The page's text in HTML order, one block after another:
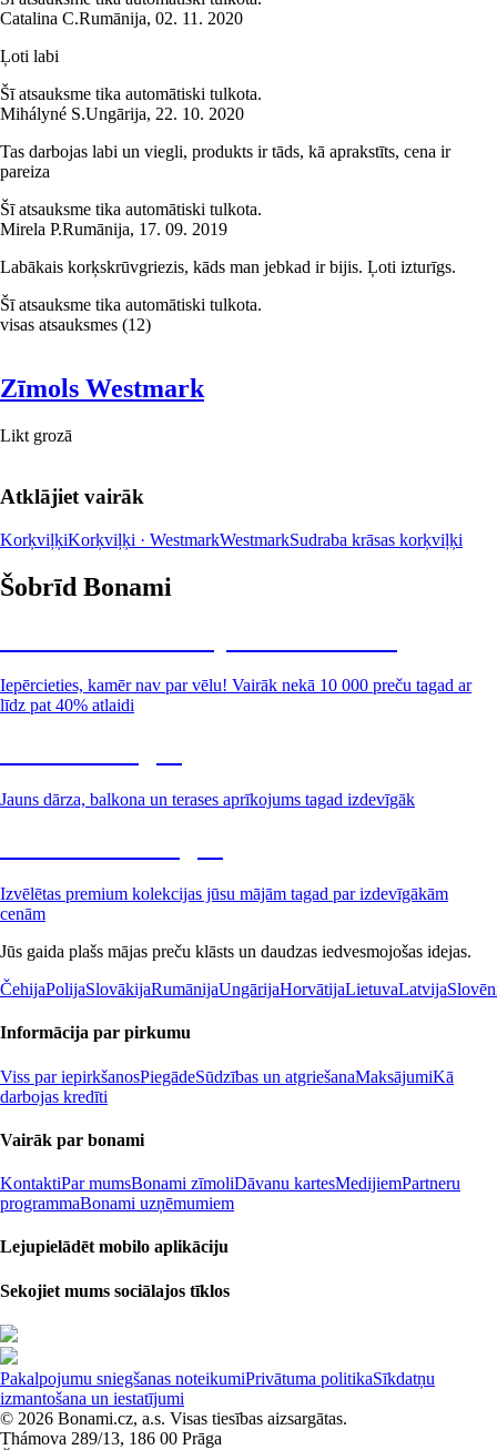
Catalina C.Rumānija, 02. 11. 2020
Ļoti labi
Šī atsauksme tika automātiski tulkota.
Mihályné S.Ungārija, 22. 10. 2020
Tas darbojas labi un viegli, produkts ir tāds, kā aprakstīts, cena ir
pareiza
Šī atsauksme tika automātiski tulkota.
Mirela P.Rumānija, 17. 09. 2019
Labākais korķskrūvgriezis, kāds man jebkad ir bijis. Ļoti izturīgs.
Šī atsauksme tika automātiski tulkota.
visas atsauksmes (12)
Zīmols Westmark
Likt grozā
Atklājiet vairāk
KorķviļķiKorķviļķi · WestmarkWestmarkSudraba krāsas korķviļķi
Šobrīd Bonami
Iepērcieties, kamēr nav par vēlu! Vairāk nekā 10 000 preču tagad ar
līdz pat 40% atlaidi
Jauns dārza, balkona un terases aprīkojums tagad izdevīgāk
Izvēlētas premium kolekcijas jūsu mājām tagad par izdevīgākām
cenām
Jūs gaida plašs mājas preču klāsts un daudzas iedvesmojošas idejas.
ČehijaPolijaSlovākijaRumānijaUngārijaHorvātijaLietuvaLatvija
Informācija par pirkumu
Viss par iepirkšanosPiegādeSūdzības un atgriešanaMaksājumiKā
darbojas kredīti
Vairāk par bonami
KontaktiPar mumsBonami zīmoliDāvanu kartesMedijiemPartneru
programmaBonami uzņēmumiem
Lejupielādēt mobilo aplikāciju
Sekojiet mums sociālajos tīklos
Pakalpojumu sniegšanas noteikumiPrivātuma politikaSīkdatņu
izmantošana un iestatījumi
© 2026 Bonami.cz, a.s. Visas tiesības aizsargātas.
Thámova 289/13, 186 00 Prāga